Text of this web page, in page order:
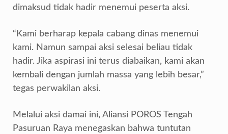
dimaksud tidak hadir menemui peserta aksi.
“Kami berharap kepala cabang dinas menemui
kami. Namun sampai aksi selesai beliau tidak
hadir. Jika aspirasi ini terus diabaikan, kami akan
kembali dengan jumlah massa yang lebih besar,”
tegas perwakilan aksi.
Melalui aksi damai ini, Aliansi POROS Tengah
Pasuruan Raya menegaskan bahwa tuntutan